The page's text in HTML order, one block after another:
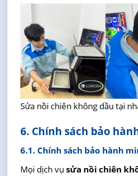
Sửa nồi chiên không dầu tại
6. Chính sách bảo
6.1. Chính sách bảo hành
Mọi dịch vụ sửa nồi chiên